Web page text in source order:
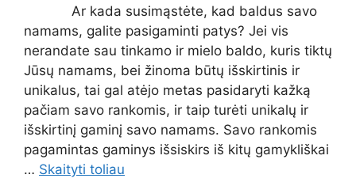
Ar kada susimąstėte, kad baldus savo
namams, galite pasigaminti patys? Jei vis
nerandate sau tinkamo ir mielo baldo, kuris tiktų
Jūsų namams, bei žinoma būtų išskirtinis ir
unikalus, tai gal atėjo metas pasidaryti kažką
pačiam savo rankomis, ir taip turėti unikalų ir
išskirtinį gaminį savo namams. Savo rankomis
pagamintas gaminys išsiskirs iš kitų gamykliškai
… Skaityti toliau